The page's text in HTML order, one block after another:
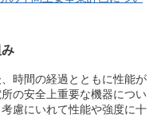
時間の経過とともに性能が
の安全上重要な機器につい
慮にいれて性能や強度に十